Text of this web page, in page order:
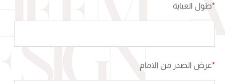
*طول العباية
*عرض الصدر من الامام